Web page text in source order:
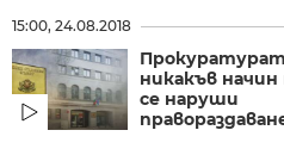
15:00, 24.08.2018
никакъв начин
се наруши